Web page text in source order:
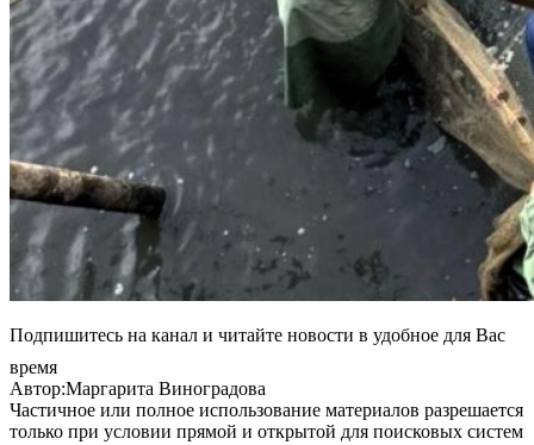
Подпишитесь на канал и читайте новости в удобное для Вас
время
Автор:Маргарита Виноградова
Частичное или полное использование материалов разрешается
только при условии прямой и открытой для поисковых систем